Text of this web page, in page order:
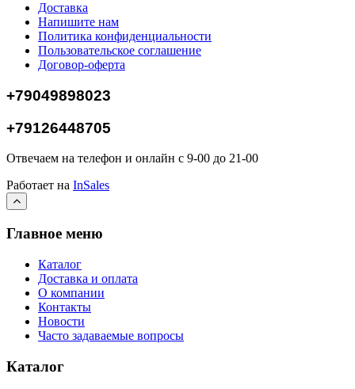
Доставка
Напишите нам
Политика конфиденциальности
Пользовательское соглашение
Договор-оферта
+79049898023
+79126448705
Отвечаем на телефон и онлайн с 9-00 до 21-00
Работает на InSales
Главное меню
Каталог
Доставка и оплата
О компании
Контакты
Новости
Часто задаваемые вопросы
Каталог